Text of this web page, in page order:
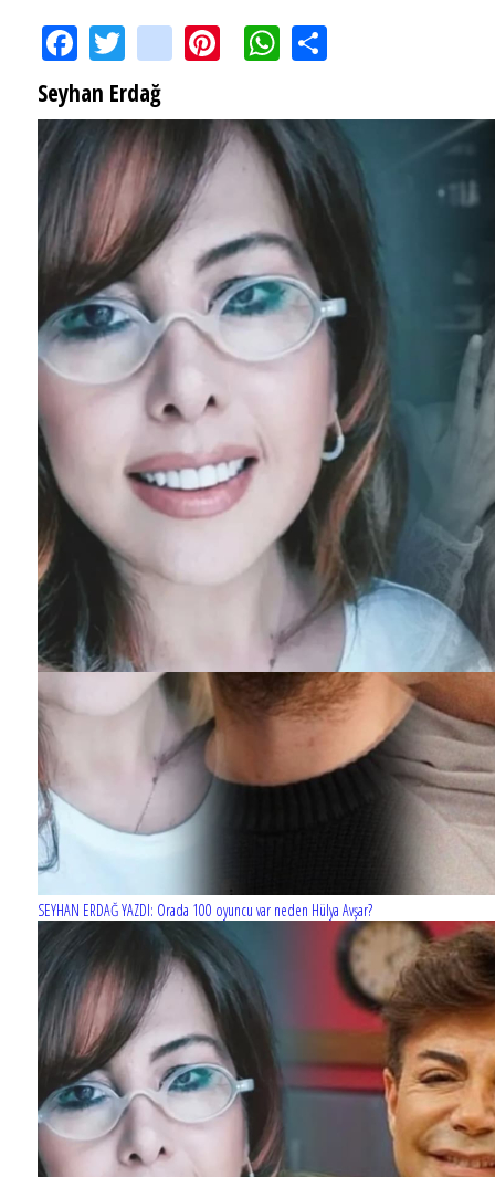
FacebookTwitterinstagramPinterestWhatsApp
Seyhan Erdağ
SEYHAN ERDAĞ YAZDI: Peki Mehmet Ali Erbil bu evliliği neden yaptı?
SEYHAN ERDAĞ YAZDI: Orada 100 oyuncu var neden Hülya Avşar?